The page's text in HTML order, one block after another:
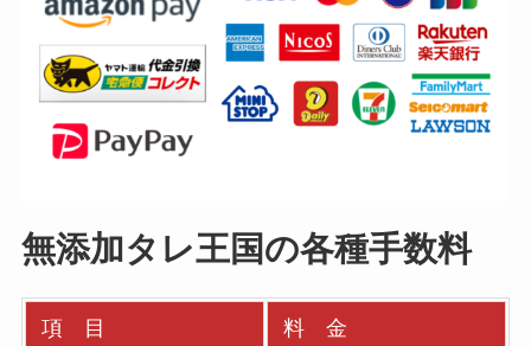
無添加タレ王国の各種手数料
項 目 料 金